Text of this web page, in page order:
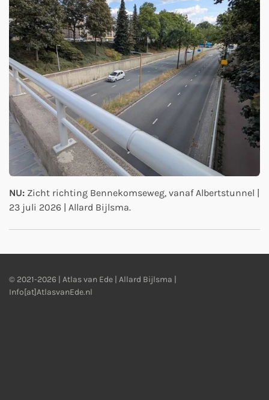
NU: Zicht richting Bennekomseweg, vanaf Albertstunnel |
23 juli 2026 | Allard Bijlsma.
© 2021-2026 | Atlas van Ede | Allard Bijlsma |
Info[at]AtlasvanEde.nl